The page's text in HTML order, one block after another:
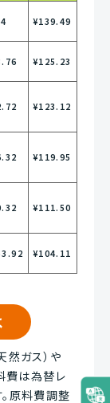
¥139.49
¥125.23
¥123.12
¥119.95
¥111.50
¥104.11
ガス）や
費は為替レ
原料費調整